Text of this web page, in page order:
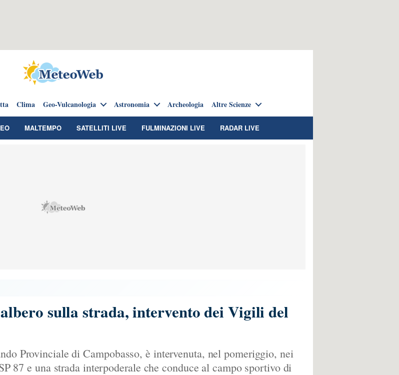
Clima Geo-Vulcanologia Astronomia Archeologia Altre Scienze
MALTEMPO SATELLITI LIVE FULMINAZIONI LIVE RADAR LIVE
sulla strada, intervento dei Vigili del
Provinciale di Campobasso, è intervenuta, nel pomeriggio, nei
87 e una strada interpoderale che conduce al campo sportivo di